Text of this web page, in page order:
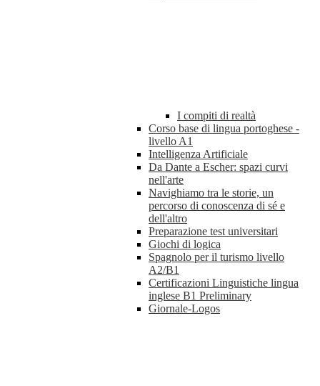
I compiti di realtà
Corso base di lingua portoghese -
livello A1
Intelligenza Artificiale
Da Dante a Escher: spazi curvi
nell'arte
Navighiamo tra le storie, un
percorso di conoscenza di sé e
dell'altro
Preparazione test universitari
Giochi di logica
Spagnolo per il turismo livello
A2/B1
Certificazioni Linguistiche lingua
inglese B1 Preliminary
Giornale-Logos